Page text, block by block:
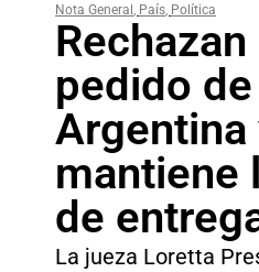
Nota General , País, Política
Rechazan
pedido de
Argentina
mantiene
de
La jueza Loretta